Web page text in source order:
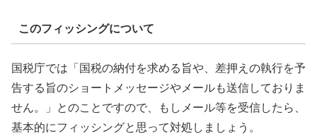
このフィッシングについて
国税庁では「国税の納付を求める旨や、差押えの執行を予
告する旨のショートメッセージやメールも送信しておりま
せん。」とのことですので、もしメール等を受信したら、
基本的にフィッシングと思って対処しましょう。